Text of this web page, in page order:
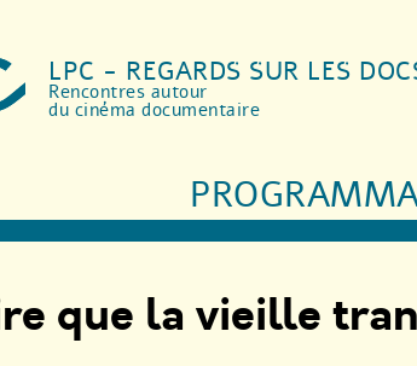
LPC - REGARDS SUR LES
Rencontres autour
du cinéma documentaire
que la vieille